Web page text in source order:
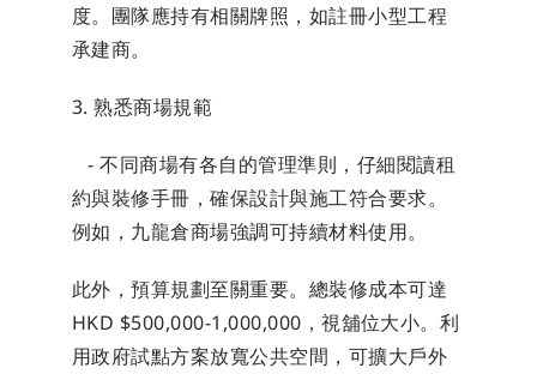
度。團隊應持有相關牌照，如註冊小型工程
承建商。
3. 熟悉商場規範
- 不同商場有各自的管理準則，仔細閱讀租
約與裝修手冊，確保設計與施工符合要求。
例如，九龍倉商場強調可持續材料使用。
此外，預算規劃至關重要。總裝修成本可達
HKD $500,000-1,000,000，視舖位大小。利
用政府試點方案放寬公共空間，可擴大戶外